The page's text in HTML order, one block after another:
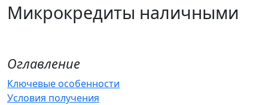
Микрокредиты наличными
Оглавление
Ключевые особенности
Условия получения